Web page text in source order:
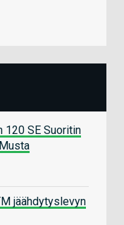
SE Suoritin
jäähdytyslevyn